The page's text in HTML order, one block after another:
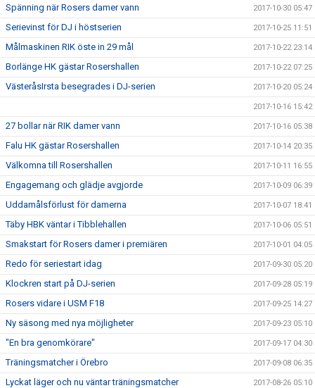
Spänning när Rosers damer vann 2017-10-30 05:47
Serievinst för DJ i höstserien 2017-10-25 11:51
Målmaskinen RIK öste in 29 mål 2017-10-22 23:14
Borlänge HK gästar Rosershallen 2017-10-22 07:25
VästeråsIrsta besegrades i DJ-serien 2017-10-20 05:24
2017-10-16 15:42
27 bollar när RIK damer vann 2017-10-16 05:38
Falu HK gästar Rosershallen 2017-10-14 20:35
Välkomna till Rosershallen 2017-10-11 16:55
Engagemang och glädje avgjorde 2017-10-09 06:39
Uddamålsförlust för damerna 2017-10-07 18:41
Täby HBK väntar i Tibblehallen 2017-10-06 05:51
Smakstart för Rosers damer i premiären 2017-10-01 04:05
Redo för seriestart idag 2017-09-30 05:20
Klockren start på DJ-serien 2017-09-28 05:19
Rosers vidare i USM F18 2017-09-25 14:27
Ny säsong med nya möjligheter 2017-09-23 05:10
"En bra genomkörare" 2017-09-17 04:30
Träningsmatcher i Örebro 2017-09-08 06:35
Lyckat läger och nu väntar träningsmatcher 2017-08-26 05:10